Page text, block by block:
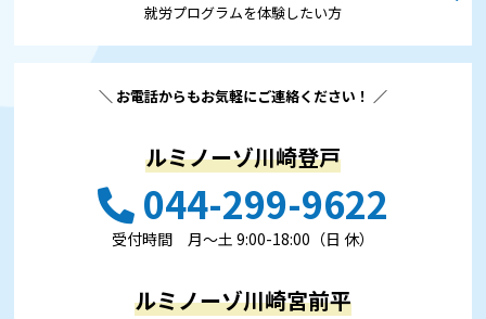
就労プログラムを体験したい⽅
＼ お電話からもお気軽にご連絡ください！ ／
ルミノーゾ川崎登戸
044-299-9622
受付時間 ⽉〜⼟ 9:00-18:00（日 休）
ルミノーゾ川崎宮前平